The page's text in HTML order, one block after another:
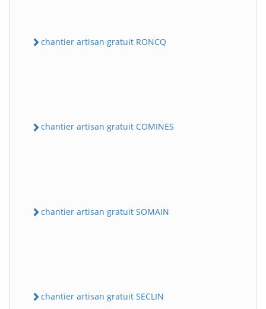
chantier artisan gratuit RONCQ
chantier artisan gratuit COMINES
chantier artisan gratuit SOMAIN
chantier artisan gratuit SECLIN